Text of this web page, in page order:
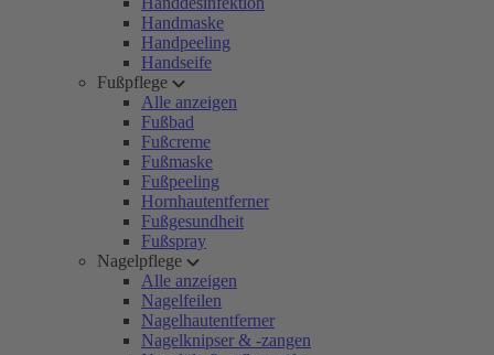
Handmaske
Handpeeling
Handseife
Fußpflege
Alle anzeigen
Fußbad
Fußcreme
Fußmaske
Fußpeeling
Hornhautentferner
Fußgesundheit
Fußspray
Nagelpflege
Alle anzeigen
Nagelfeilen
Nagelhautentferner
Nagelknipser & -zangen